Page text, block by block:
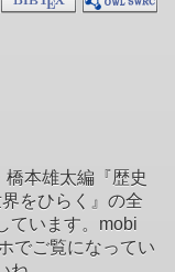
本雄太編『歴史
をひらく』の全
ています。mobi
でご覧になってい